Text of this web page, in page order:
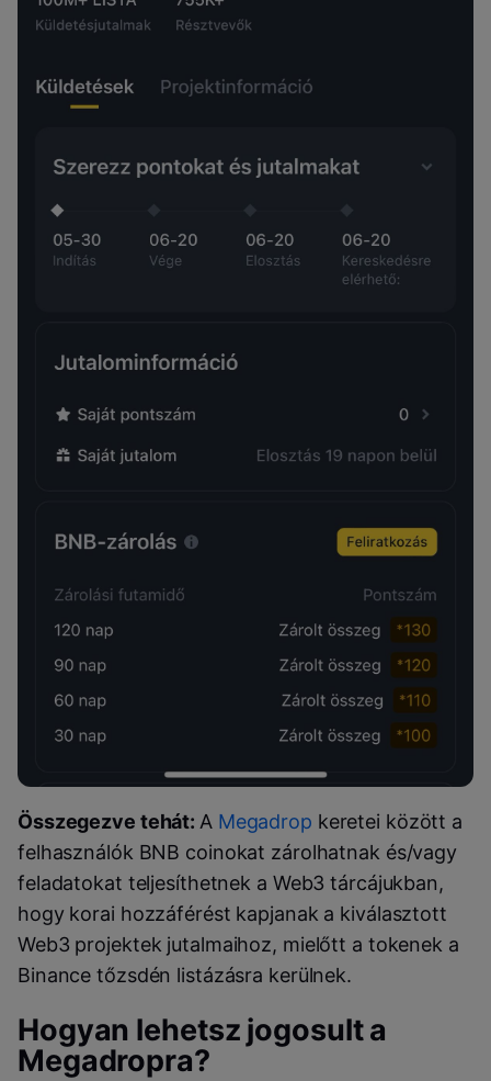
Összegezve tehát: A Megadrop keretei között a
felhasználók BNB coinokat zárolhatnak és/vagy
feladatokat teljesíthetnek a Web3 tárcájukban,
hogy korai hozzáférést kapjanak a kiválasztott
Web3 projektek jutalmaihoz, mielőtt a tokenek a
Binance tőzsdén listázásra kerülnek.
Hogyan lehetsz jogosult a
Megadropra?